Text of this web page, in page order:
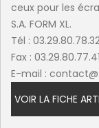
ceux pour les
S.A. FORM XL.
Tél :
Fax : 03.29.80.77.41
E-mail :
VOIR LA FICHE